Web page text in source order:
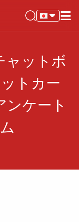
ャットボ
トカー
ンケート